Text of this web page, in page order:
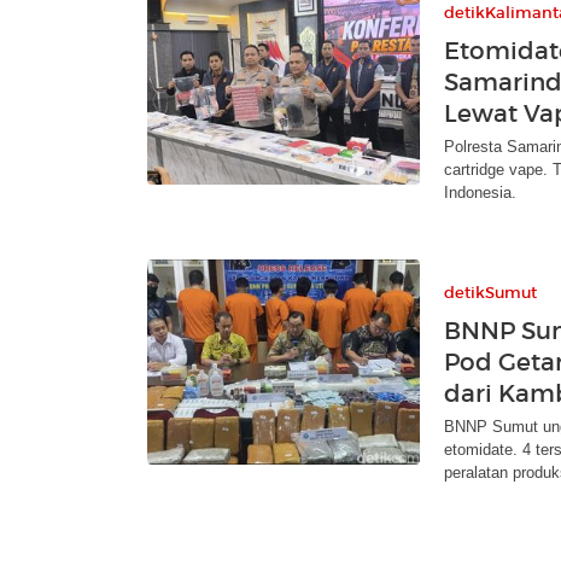
Lewat
Polresta
cartridge vape.
Indonesia.
detikSumut
BNNP
Pod
dari
BNNP Sumut
etomidate. 4
peralatan